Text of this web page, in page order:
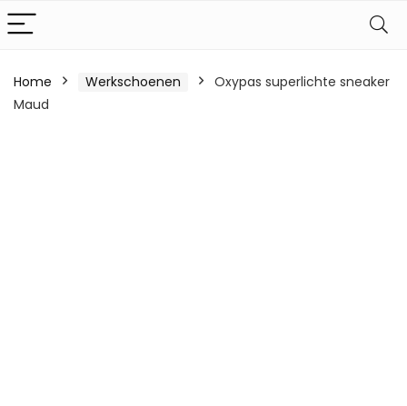
Home Werkschoenen
Oxypas superlichte sneaker
Maud